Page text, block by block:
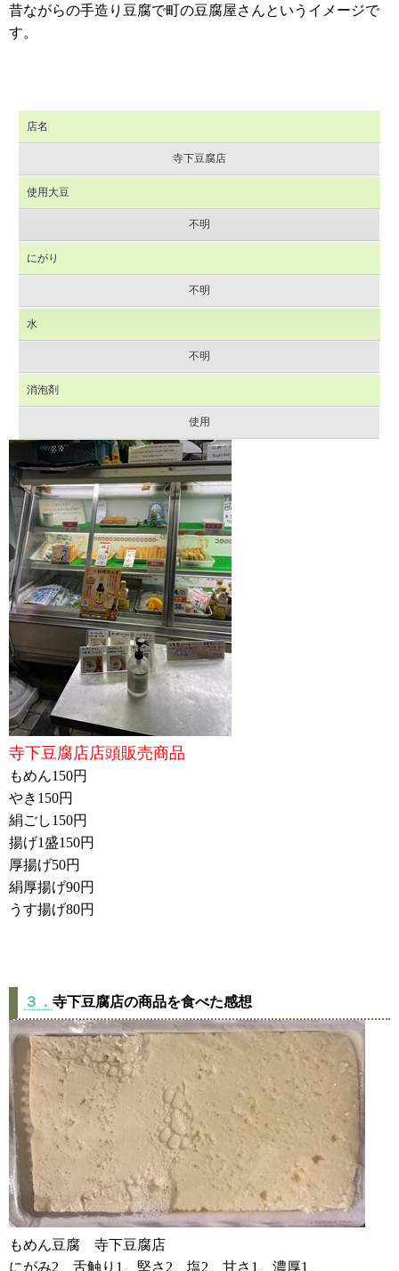
昔ながらの手造り豆腐で町の豆腐屋さんというイメージで
す。
店名
寺下豆腐店
使用大豆
不明
にがり
不明
水
不明
消泡剤
使用
寺下豆腐店店頭販売商品
もめん150円
やき150円
絹ごし150円
揚げ1盛150円
厚揚げ50円
絹厚揚げ90円
うす揚げ80円
３． 寺下豆腐店の商品を食べた感想
もめん豆腐 寺下豆腐店
にがみ2、舌触り1、堅さ2、塩2、甘さ1、濃厚1